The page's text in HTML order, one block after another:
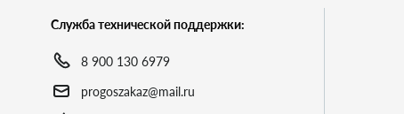
Служба технической поддержки:
8 900 130 6979
progoszakaz@mail.ru